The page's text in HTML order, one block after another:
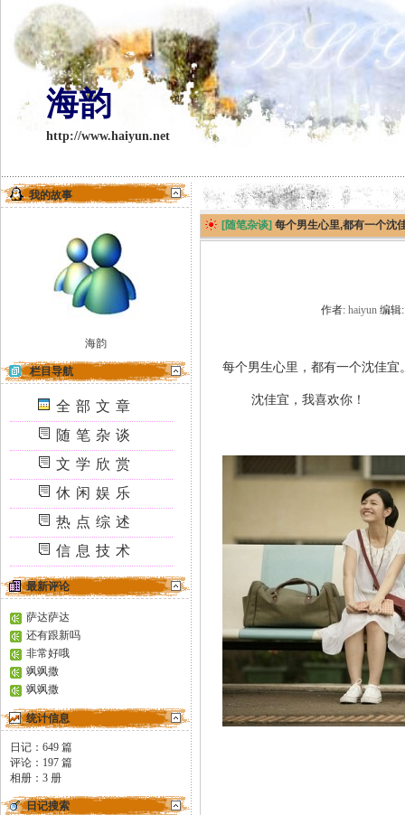
海韵
http://www.haiyun.net
我的故事
海韵
栏目导航
全部文章
随笔杂谈
文学欣赏
休闲娱乐
热点综述
信息技术
最新评论
萨达萨达
还有跟新吗
非常好哦
飒飒撒
飒飒撒
统计信息
日记： 649 篇
评论： 197 篇
相册： 3 册
日记搜索
[随笔杂谈] 每个男生心里,都有一个
作者: haiyun 编辑:
每个男生心里，都有一个沈佳宜
沈佳宜，我喜欢你！